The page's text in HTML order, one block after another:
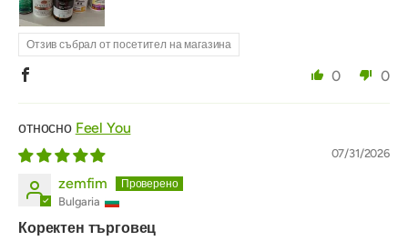
Отзив събрал от посетител на магазина
0 0
Feel You
07/31/2026
zemfim
Bulgaria
Коректен търговец